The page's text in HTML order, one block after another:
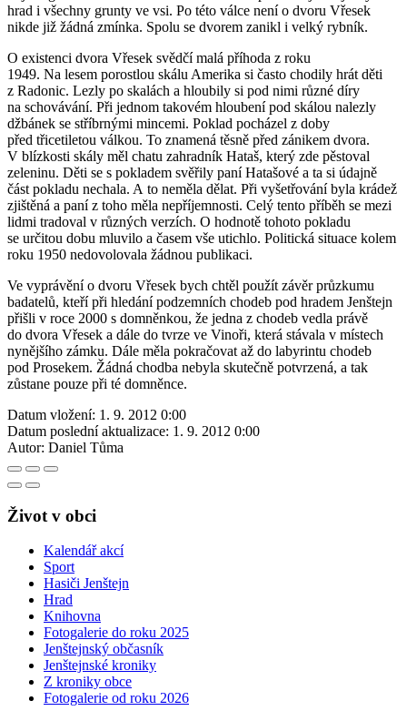
hrad i všechny grunty ve vsi. Po této válce není o dvoru Vřesek
nikde již žádná zmínka. Spolu se dvorem zanikl i velký rybník.
O existenci dvora Vřesek svědčí malá příhoda z roku
1949. Na lesem porostlou skálu Amerika si často chodily hrát děti
z Radonic. Lezly po skalách a hloubily si pod nimi různé díry
na schovávání. Při jednom takovém hloubení pod skálou nalezly
džbánek se stříbrnými mincemi. Poklad pocházel z doby
před třicetiletou válkou. To znamená těsně před zánikem dvora.
V blízkosti skály měl chatu zahradník Hataš, který zde pěstoval
zeleninu. Děti se s pokladem svěřily paní Hatašové a ta si údajně
část pokladu nechala. A to neměla dělat. Při vyšetřování byla krádež
zjištěná a paní z toho měla nepříjemnosti. Celý tento příběh se mezi
lidmi tradoval v různých verzích. O hodnotě tohoto pokladu
se určitou dobu mluvilo a časem vše utichlo. Politická situace kolem
roku 1950 nedovolovala žádnou publikaci.
Ve vyprávění o dvoru Vřesek bych chtěl použít závěr průzkumu
badatelů, kteří při hledání podzemních chodeb pod hradem Jenštejn
přišli v roce 2000 s domněnkou, že jedna z chodeb vedla právě
do dvora Vřesek a dále do tvrze ve Vinoři, která stávala v místech
nynějšího zámku. Dále měla pokračovat až do labyrintu chodeb
pod Prosekem. Žádná chodba nebyla skutečně potvrzená, a tak
zůstane pouze při té domněnce.
Datum vložení: 1. 9. 2012 0:00
Datum poslední aktualizace: 1. 9. 2012 0:00
Autor: Daniel Tůma
Život v obci
Kalendář akcí
Sport
Hasiči Jenštejn
Hrad
Knihovna
Fotogalerie do roku 2025
Jenštejnský občasník
Jenštejnské kroniky
Z kroniky obce
Fotogalerie od roku 2026